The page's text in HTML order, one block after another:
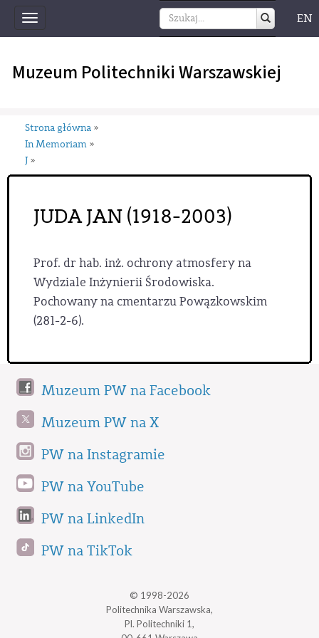
Toggle
navigation
EN
Muzeum Politechniki Warszawskiej
Strona główna »
In Memoriam »
J »
JUDA JAN (1918-2003)
Prof. dr hab. inż. ochrony atmosfery na
Wydziale Inżynierii Środowiska.
Pochowany na cmentarzu Powązkowskim
(281-2-6).
Muzeum PW na Facebook
Muzeum PW na X
PW na Instagramie
PW na YouTube
PW na LinkedIn
PW na TikTok
© 1998-2026
Politechnika Warszawska,
Pl. Politechniki 1,